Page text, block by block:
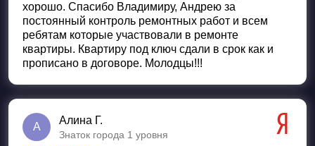
хорошо. Спасибо Владимиру, Андрею за
постоянный контроль ремонтных работ и всем
ребятам которые участвовали в ремонте
квартиры. Квартиру под ключ сдали в срок как и
прописано в договоре. Молодцы!!!
А
Алина Г.
Знаток города 1 уровня